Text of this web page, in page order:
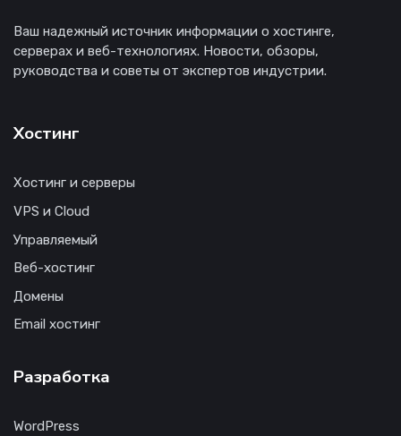
Ваш надежный источник информации о хостинге,
серверах и веб-технологиях. Новости, обзоры,
руководства и советы от экспертов индустрии.
Хостинг
Хостинг и серверы
VPS и Cloud
Управляемый
Веб-хостинг
Домены
Email хостинг
Разработка
WordPress